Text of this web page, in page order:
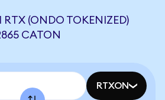
(ONDO TOKENIZED)
CATON
RTXON